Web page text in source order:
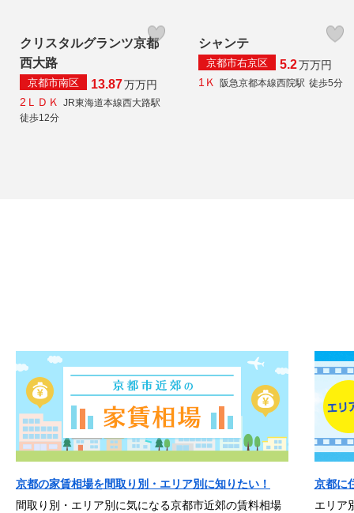
クリスタルグランツ京都
西大路
京都市南区 13.87万万円
2ＬＤＫ
JR東海道本線西大路駅
徒歩12分
シャンテ
京都市右京区 5.2万万円
1Ｋ
阪急京都本線西院駅 徒歩5分
京都の家賃相場を間取り別・エリア別に知りたい！
間取り別・エリア別に気になる京都市近郊の賃料相場
京都に
エリア